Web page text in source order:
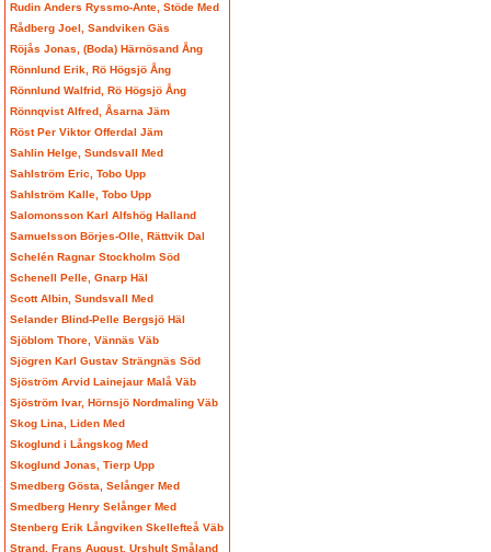
Rudin Anders Ryssmo-Ante, Stöde Med
Rådberg Joel, Sandviken Gäs
Röjås Jonas, (Boda) Härnösand Ång
Rönnlund Erik, Rö Högsjö Ång
Rönnlund Walfrid, Rö Högsjö Ång
Rönnqvist Alfred, Åsarna Jäm
Röst Per Viktor Offerdal Jäm
Sahlin Helge, Sundsvall Med
Sahlström Eric, Tobo Upp
Sahlström Kalle, Tobo Upp
Salomonsson Karl Alfshög Halland
Samuelsson Börjes-Olle, Rättvik Dal
Schelén Ragnar Stockholm Söd
Schenell Pelle, Gnarp Häl
Scott Albin, Sundsvall Med
Selander Blind-Pelle Bergsjö Häl
Sjöblom Thore, Vännäs Väb
Sjögren Karl Gustav Strängnäs Söd
Sjöström Arvid Lainejaur Malå Väb
Sjöström Ivar, Hörnsjö Nordmaling Väb
Skog Lina, Liden Med
Skoglund i Långskog Med
Skoglund Jonas, Tierp Upp
Smedberg Gösta, Selånger Med
Smedberg Henry Selånger Med
Stenberg Erik Långviken Skellefteå Väb
Strand, Frans August, Urshult Småland